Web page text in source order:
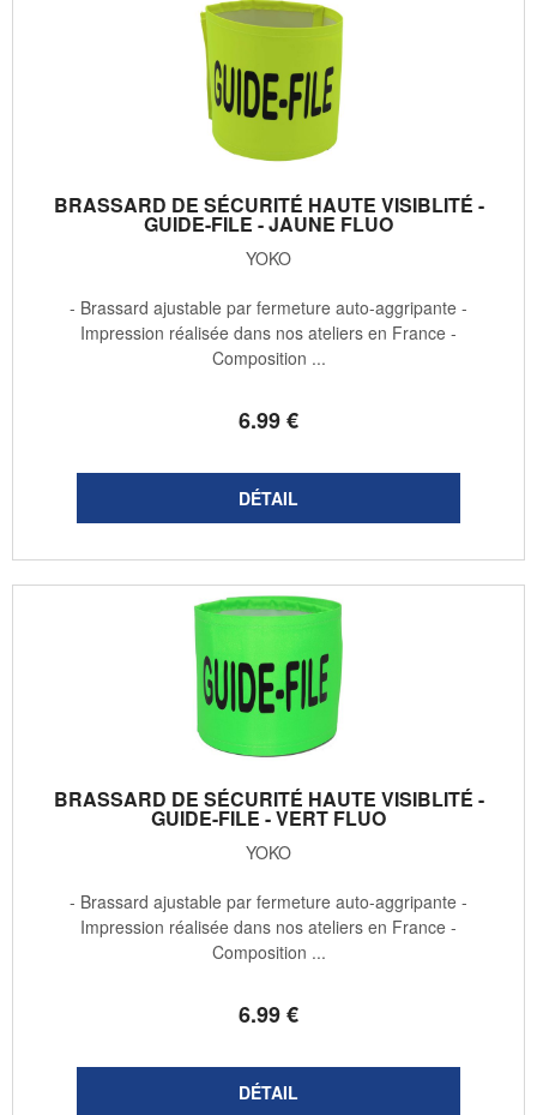
BRASSARD DE SÉCURITÉ HAUTE VISIBLITÉ -
GUIDE-FILE - JAUNE FLUO
YOKO
6.99€
- Brassard ajustable par fermeture auto-aggripante -
Impression réalisée dans nos ateliers en France -
Composition ...
BRASSARD DE SÉCURITÉ HAUTE VISIBLITÉ -
GUIDE-FILE - VERT FLUO
YOKO
6.99€
- Brassard ajustable par fermeture auto-aggripante -
Impression réalisée dans nos ateliers en France -
Composition ...